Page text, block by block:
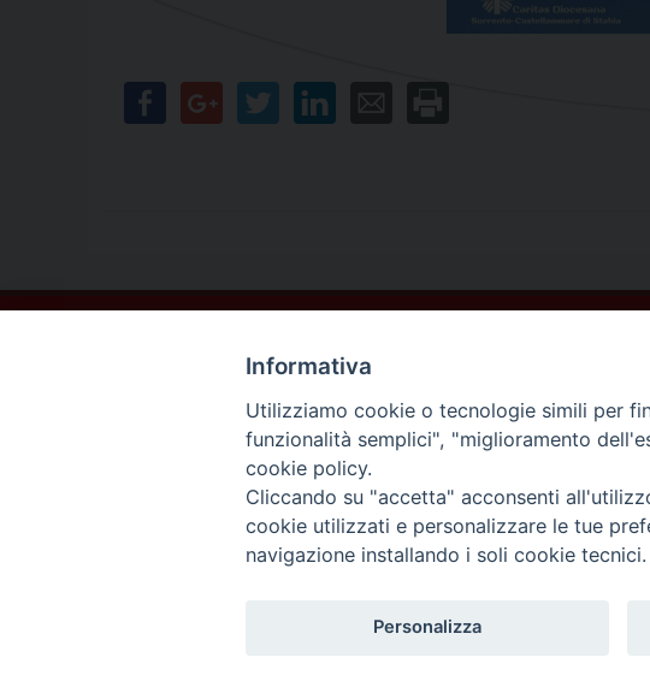
Vico Sant’Anna 1 – 80053 Castellammare di Stabia (NA)
Via San Bartolomeo 72 – 80053 Castellammare di Stabia (NA)
segreteria@caritasdiocesanasorrento.it
Informativa
Utilizziamo cookie o tecnologie simili per
funzionalità semplici", "miglioramento
cookie policy.
Cliccando su "accetta" acconsenti
cookie utilizzati e personalizzare le tue
navigazione installando i soli cookie
Personalizza